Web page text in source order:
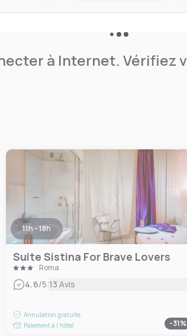
à Internet. Vérifiez
11h - 18h
Suite Sistina For Brave Lovers
Roma
4.6/5|13 Avis
Annulation gratuite
Paiement à l'hôtel
-31%